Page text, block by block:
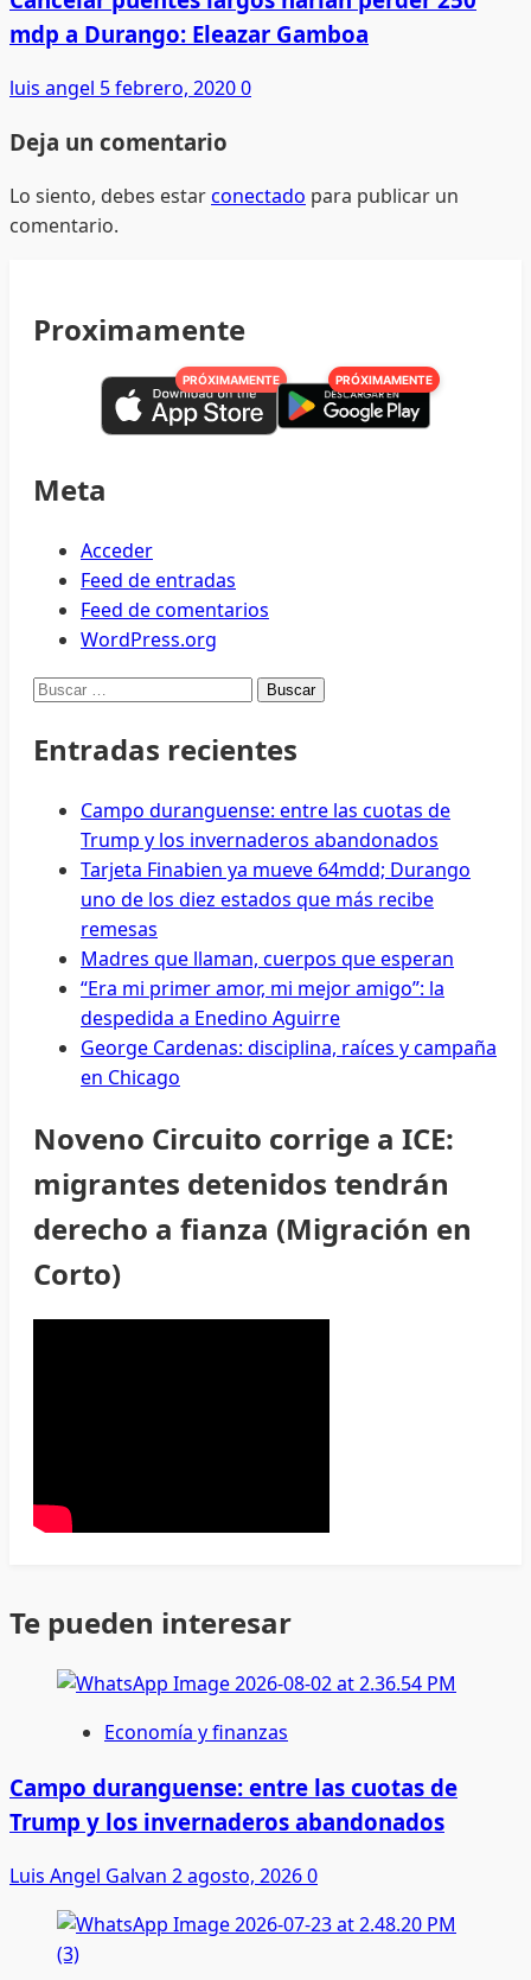
mdp a Durango: Eleazar Gamboa
luis angel 5 febrero, 20200
Deja un comentario
Lo siento, debes estarconectado para publicar un
comentario.
Proximamente
PRÓXIMAMENTE PRÓXIMAMENTE
Meta
Acceder
Feed de entradas
Feed de comentarios
WordPress.org
Buscar:
Entradas recientes
Campo duranguense: entre las cuotas de
Trump y los invernaderos abandonados
Tarjeta Finabien ya mueve 64mdd; Durango
uno de los diez estados que más recibe
remesas
Madres que llaman, cuerpos que esperan
“Era mi primer amor, mi mejor amigo”: la
despedida a Enedino Aguirre
George Cardenas: disciplina, raíces y campaña
en Chicago
Noveno Circuito corrige a ICE:
migrantes detenidos tendrán
derecho a fianza (Migración en
Corto)
Te pueden interesar
Economía y finanzas
Campo duranguense: entre las cuotas de
Trump y los invernaderos abandonados
Luis Angel Galvan 2 agosto, 20260